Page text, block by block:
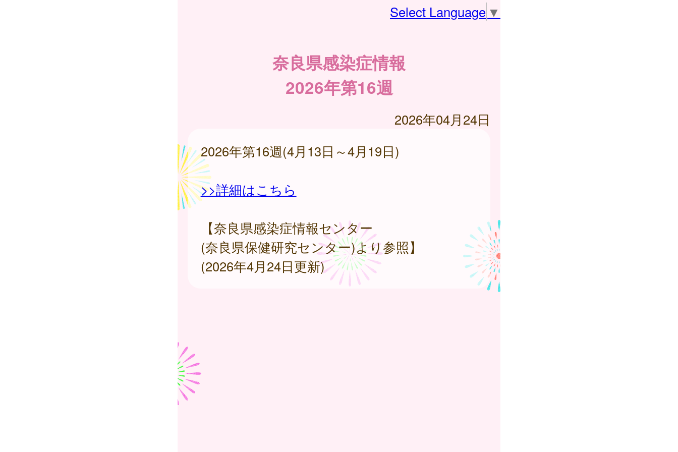
Select Language ▼
奈良県感染症情報
2026年第16週
2026年04月24日
2026年第16週(4月13日～4月19日)
>>詳細はこちら
【奈良県感染症情報センター
(奈良県保健研究センター)より参照】
(2026年4月24日更新)